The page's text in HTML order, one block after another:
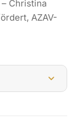
Christina
AZAV-